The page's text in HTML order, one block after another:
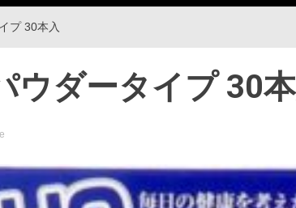
プ 30本入
ウダータイプ 30